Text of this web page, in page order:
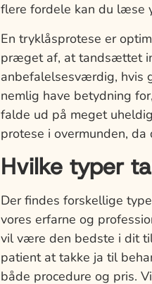
flere fordele kan du læse
En tryklåsprotese er
præget af, at tandsættet
anbefalelsesværdig, hvis
nemlig have betydning
falde ud på meget
protese i overmunden,
Hvilke typer
Der findes forskellige
vores erfarne og
vil være den bedste i dit
patient at takke ja til
både procedure og pris.